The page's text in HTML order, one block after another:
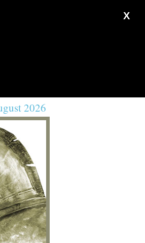
X
2026